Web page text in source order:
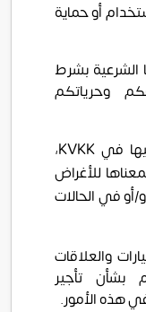
أو حماية
الشرعية بشرط
وحرياتكم
في KVKK،
للأغراض
أو في الحالات
والعلاقات
بشأن تأجير
هذه الأمور.